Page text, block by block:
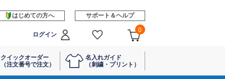
はじめての方へ サポート＆ヘルプ
ログイン
0
クイックオーダー
（注文番号で注文）
名入れガイド
（刺繍・プリント）